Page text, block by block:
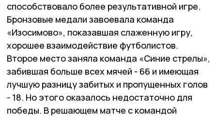
способствовало более результативной игре.
Бронзовые медали завоевала команда
«Изосимово», показавшая слаженную игру,
хорошее взаимодействие футболистов.
Второе место заняла команда «Синие стрелы»,
забившая больше всех мячей - 66 и имеющая
лучшую разницу забитых и пропущенных голов
- 18. Но этого оказалось недостаточно для
победы. В решающем матче с командой